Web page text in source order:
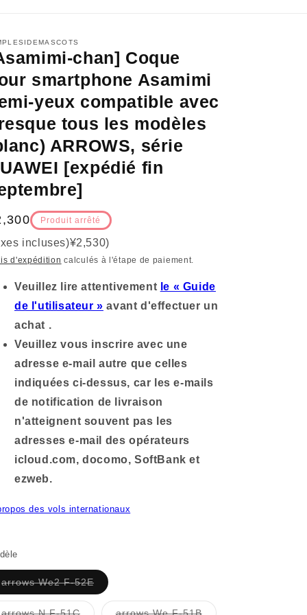
chan] Coque
smartphone Asamimi
yeux compatible avec
tous les modèles
ARROWS, série
[expédié fin
Produit arrêté
incluses)¥2,530)
d'expédition calculés à l'étape de paiement.
Veuillez lire attentivement le « Guide
de l'utilisateur » avant d'effectuer un
achat .
Veuillez vous inscrire avec une
adresse e-mail autre que celles
indiquées ci-dessus, car les e-mails
de notification de livraison
n'atteignent souvent pas les
adresses e-mail des opérateurs
icloud.com, docomo, SoftBank et
ezweb.
des vols internationaux
arrows We2 F-52EVariante
épuisée
indisponible
Variante
Variante